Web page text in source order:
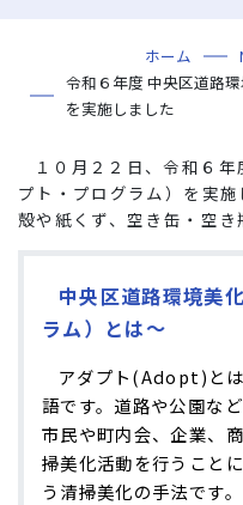
年代から探す
地域別で探す
用途区分から探す
GISマップシステム
Niseko Project
プロジェクトレポート
技術・ソリューション
技術
ソリューション
採用情報
NISEKO PROJECTS
ホーム
令和６年度 中央区道路
を実施しました
１０月２２日、 令和６年
プト・プログラム）を実
殻や紙くず、空き缶・空き
中央区道路環境美
ラム）とは～
アダプト(Adopt)と
語です。道路や公園な
市民や町内会、企業、
掃美化活動を行うこと
う清掃美化の手法です。